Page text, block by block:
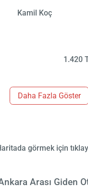
Kamil Koç
1.420
Daha Fazla Göster
görmek için
Arası Giden